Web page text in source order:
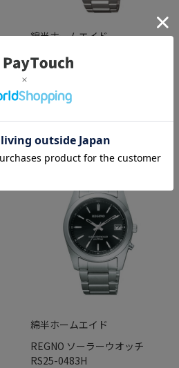
綿半ホームエイド
エコドライブ時計 AS1060-54E
￥36,080
綿半ホームエイド
REGNO ソーラーウオッチ
RS25-0483H